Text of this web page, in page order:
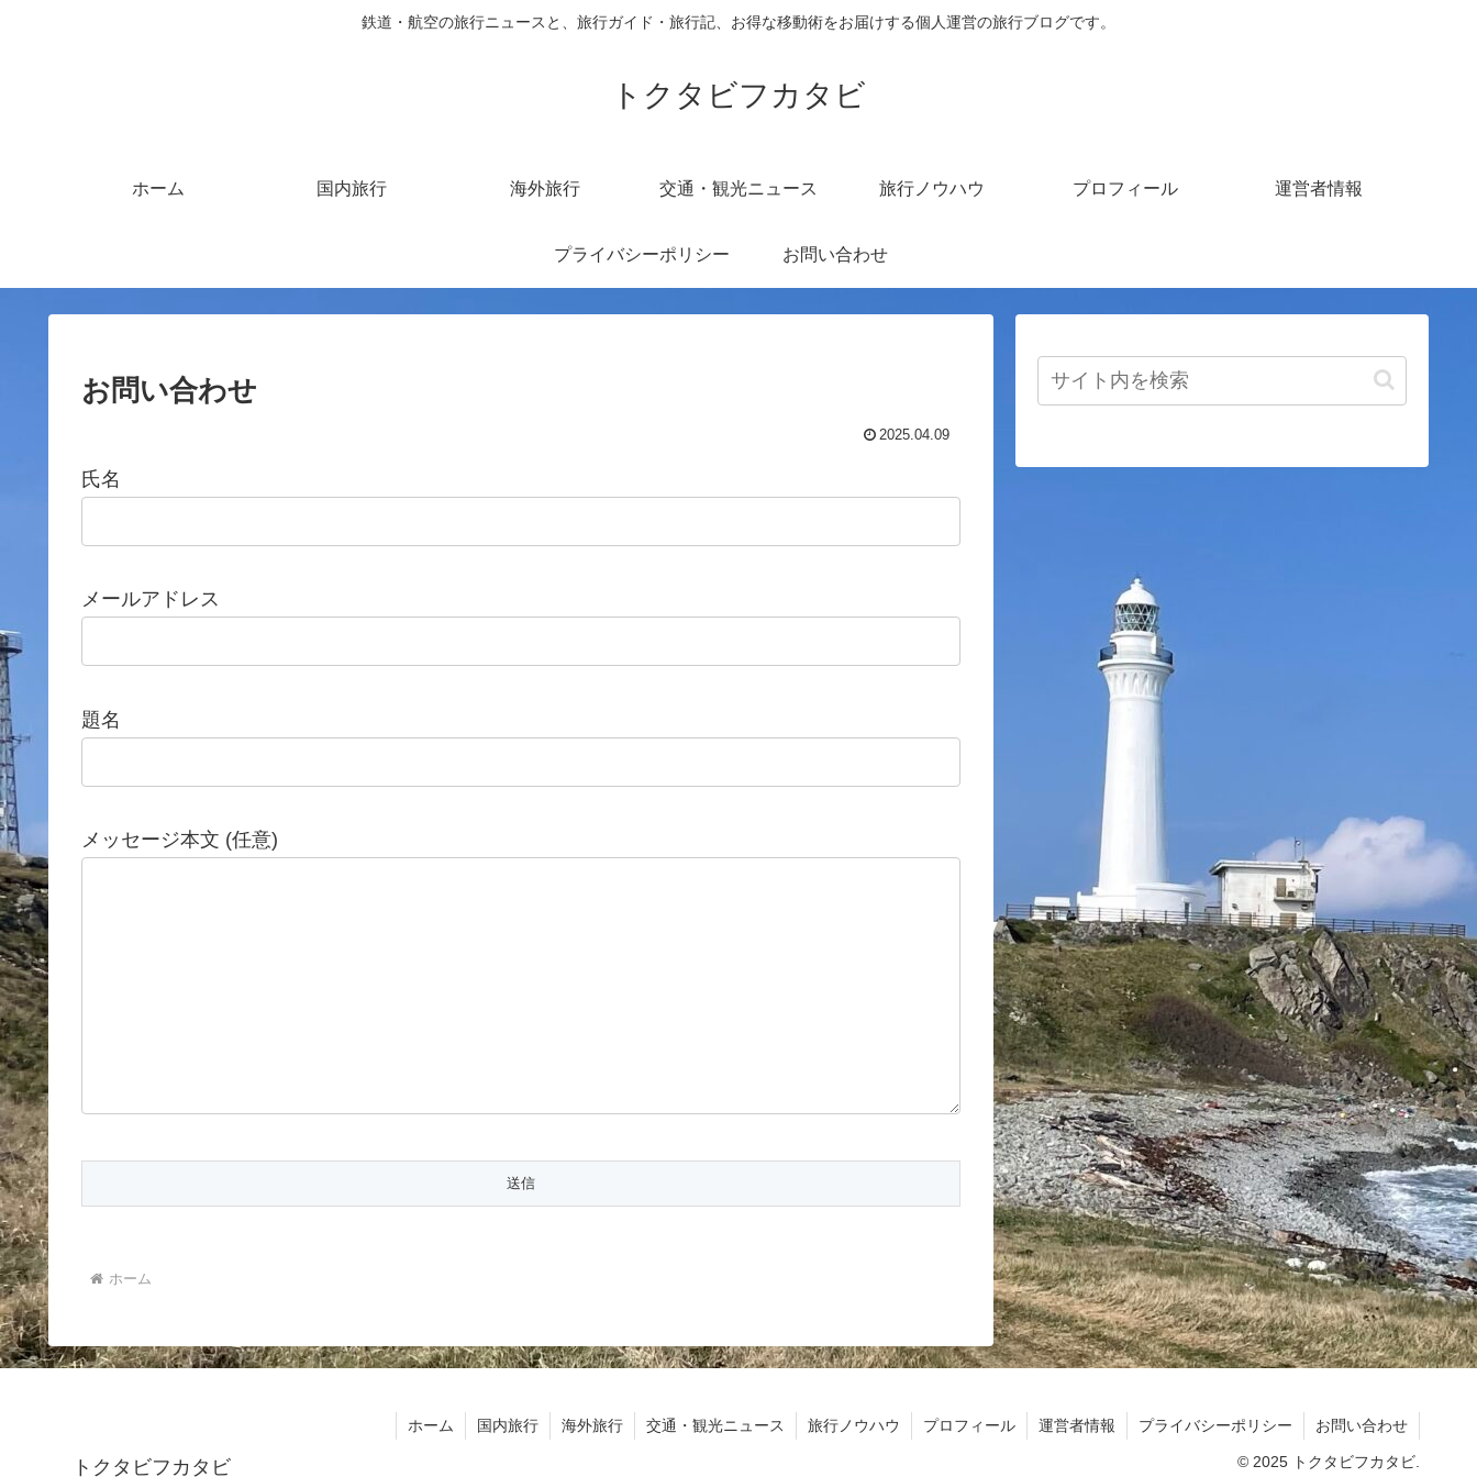
鉄道・航空の旅行ニュースと、旅行ガイド・旅行記、お得な移動術をお届けする個人運営の旅行ブログです。
トクタビフカタビ
ホーム 国内旅行 海外旅行 交通・観光ニュース 旅行ノウハウ プロフィール 運営者情報
プライバシーポリシー お問い合わせ
お問い合わせ
2025.04.09
氏名
メールアドレス
題名
メッセージ本文 (任意)
ホーム
トクタビフカタビ
ホーム 国内旅行 海外旅行 交通・観光ニュース 旅行ノウハウ プロフィール 運営者情報 プライバシーポリシー お問い合わせ
© 2025 トクタビフカタビ.